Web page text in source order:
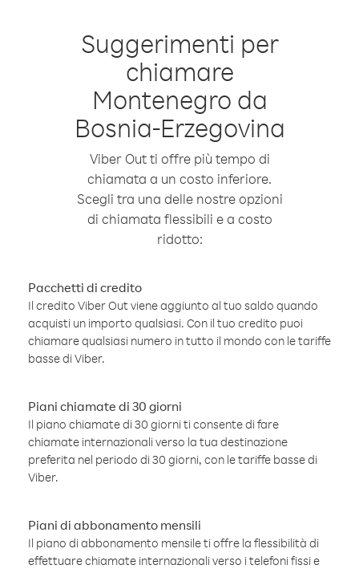
Suggerimenti per
chiamare
Montenegro da
Bosnia-Erzegovina
Viber Out ti offre più tempo di
chiamata a un costo inferiore.
Scegli tra una delle nostre opzioni
di chiamata flessibili e a costo
ridotto:
Pacchetti di credito
Il credito Viber Out viene aggiunto al tuo saldo quando
acquisti un importo qualsiasi. Con il tuo credito puoi
chiamare qualsiasi numero in tutto il mondo con le tariffe
basse di Viber.
Piani chiamate di 30 giorni
Il piano chiamate di 30 giorni ti consente di fare
chiamate internazionali verso la tua destinazione
preferita nel periodo di 30 giorni, con le tariffe basse di
Viber.
Piani di abbonamento mensili
Il piano di abbonamento mensile ti offre la flessibilità di
effettuare chiamate internazionali verso i telefoni fissi e